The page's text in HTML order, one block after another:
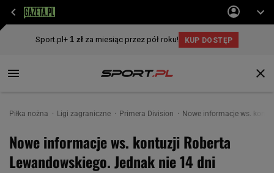
Piłka nożna Ligi zagraniczne Primera Division Nowe informacje ws.
Nowe informacje ws. kontuzji Roberta
Lewandowskiego. Jednak nie 14 dni